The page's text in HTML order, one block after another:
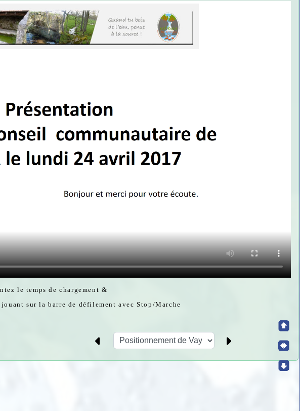
le temps de chargement &
sur la barre de défilement avec Stop/Marche